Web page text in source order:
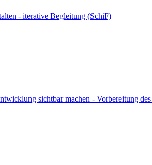
- iterative Begleitung (SchiF)
sichtbar machen - Vorbereitung